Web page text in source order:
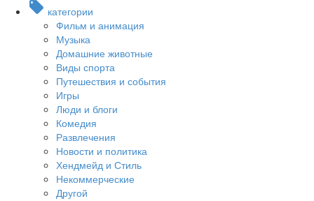
категории
Фильм и анимация
Музыка
Домашние животные
Виды спорта
Путешествия и события
Игры
Люди и блоги
Комедия
Развлечения
Новости и политика
Хендмейд и Стиль
Некоммерческие
Другой